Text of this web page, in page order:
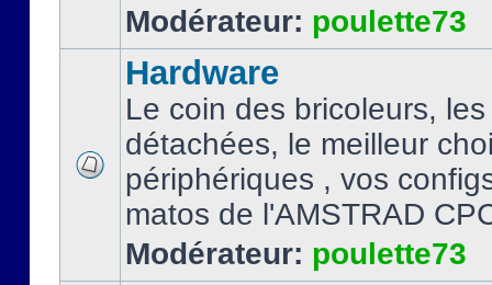
Modérateur: poulette73
Hardware
Le coin des bricoleurs,
détachées, le meilleur
périphériques , vos
matos de l'AMSTRAD
Modérateur: poulette73